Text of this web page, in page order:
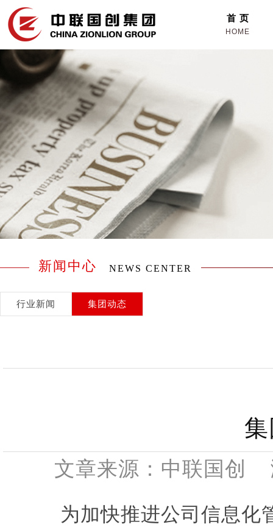
首 页
HOME
新闻中心 NEWS CENTER
行业新闻 集团动态
文章来源：中联国创
为加快推进公司信息化